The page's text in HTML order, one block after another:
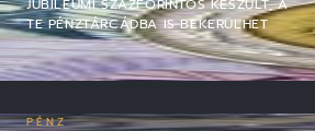
JUBILEUMI SZÁZFORINTOS KÉSZÜLT, A
TE PÉNZTÁRCÁDBA IS BEKERÜLHET
PÉNZ